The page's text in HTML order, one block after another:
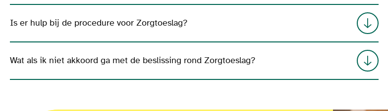
Is er hulp bij de procedure voor Zorgtoeslag?
Wat als ik niet akkoord ga met de beslissing rond Zorgtoeslag?